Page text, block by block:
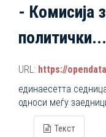
- Комисија
политички...
URL: https://opendata.sobranie.mk/dataset/6d8701ea-
единаесетта
односи меѓу
Текст